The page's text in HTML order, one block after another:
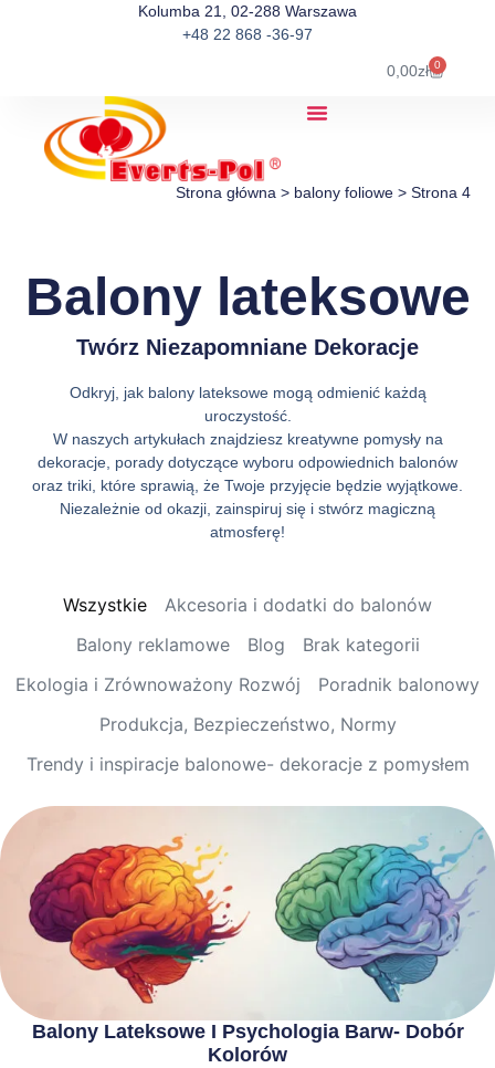
Kolumba 21, 02-288 Warszawa
+48 22 868 -36-97
0,00zł 0
Strona główna > balony foliowe> Strona 4
Balony lateksowe
Twórz Niezapomniane Dekoracje
Odkryj, jak balony lateksowe mogą odmienić każdą
uroczystość.
W naszych artykułach znajdziesz kreatywne pomysły na
dekoracje, porady dotyczące wyboru odpowiednich balonów
oraz triki, które sprawią, że Twoje przyjęcie będzie wyjątkowe.
Niezależnie od okazji, zainspiruj się i stwórz magiczną
atmosferę!
Akcesoria i dodatki do balonów
Balony reklamowe
Blog
Brak kategorii
Ekologia i Zrównoważony Rozwój
Poradnik balonowy
Produkcja, Bezpieczeństwo, Normy
Trendy i inspiracje balonowe- dekoracje z pomysłem
Wszystkie
Balony Lateksowe I Psychologia Barw- Dobór
Kolorów